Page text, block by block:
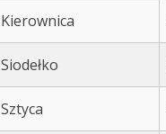
Kierownica
Siodełko
Sztyca